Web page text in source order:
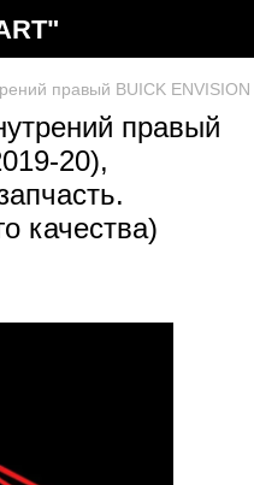
правый BUICK
правый
20),
качества)